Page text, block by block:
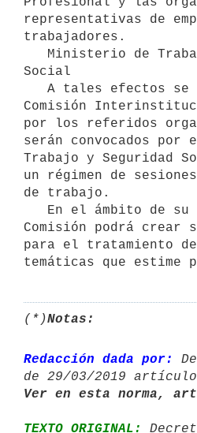
representativas de
trabajadores.
Social
Comisión
por los referidos
serán convocados
Trabajo y Seguridad
un régimen de
de trabajo.
Comisión podrá crear
para el tratamiento
temáticas que estime
(*)Notas:
Redacción dada por:
de 29/03/2019 artículo
Ver en esta norma,
TEXTO ORIGINAL: